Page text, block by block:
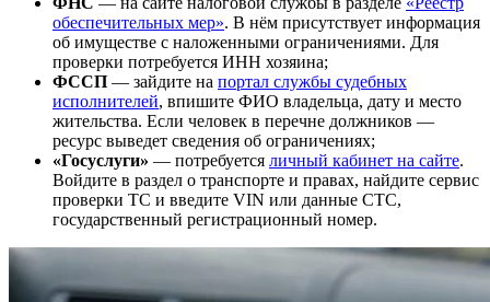
обеспечительных мер». В нём присутствует информация
об имуществе с наложенными ограничениями. Для
проверки потребуется ИНН хозяина;
ФССП — зайдите на портал службы судебных
исполнителей, впишите ФИО владельца, дату и место
жительства. Если человек в перечне должников —
ресурс выведет сведения об ограничениях;
«Госуслуги» — потребуется личный кабинет на сайте.
Войдите в раздел о транспорте и правах, найдите сервис
проверки ТС и введите VIN или данные СТС,
государственный регистрационный номер.